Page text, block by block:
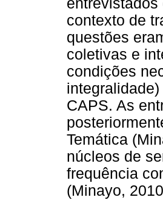
contexto de
questões
coletivas e
condições
CAPS. As
Temática
núcleos de
frequência
(Minayo,